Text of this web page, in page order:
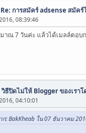
Re: การสมัคร์ adsense สมัค
08:39:46
าณ 7 วันค่ะ แล้วได้เมลล์ตอบ
วิธีปิดไม่ให้ Blogger ของเรา
04:10:01
ก: BakKheab ใน 07 ธันวาคม